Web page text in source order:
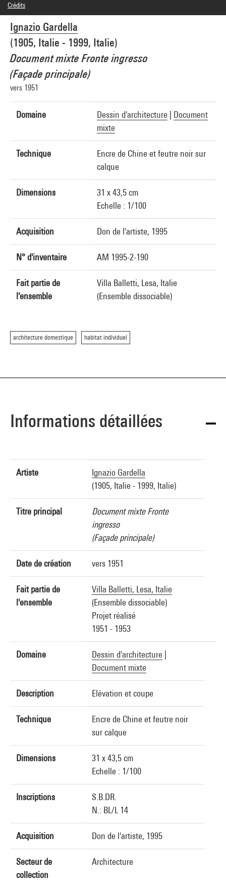
Ignazio Gardella
(1905, Italie - 1999, Italie)
Document mixte Fronte ingresso
(Façade principale)
vers 1951
Domaine Dessin d'architecture
Document
mixte
Technique
Encre de Chine et feutre noir sur
calque
Dimensions
31 x 43,5 cm
Echelle : 1/100
Acquisition Don de l'artiste, 1995
N° d'inventaire AM 1995-2-190
Fait partie de
l'ensemble
Villa Balletti, Lesa, Italie
(Ensemble dissociable)
architecture domestique habitat individuel
Crédits
© Archivio Storico Gardella
Crédit photographique : Centre Pompidou, MNAM-CCI/Georges Meguerditchian/Dist.
GrandPalaisRmn
Réf. image : 4N22614
Diffusion image :GrandPalaisRmnPhoto
Informations détaillées
Artiste
Ignazio Gardella
(1905, Italie - 1999, Italie)
Titre principal
Document mixte Fronte
ingresso
(Façade principale)
Date de création vers 1951
Fait partie de
l'ensemble
Villa Balletti, Lesa, Italie
(Ensemble dissociable)
Projet réalisé
1951 - 1953
Domaine Dessin d'architecture
Document mixte
Description Elévation et coupe
Technique
Encre de Chine et feutre noir
sur calque
Dimensions
31 x 43,5 cm
Echelle : 1/100
Inscriptions
S.B.DR.
N.: BL/L 14
Acquisition Don de l'artiste, 1995
Secteur de
collection
Architecture